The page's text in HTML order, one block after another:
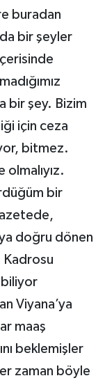
buradan
bir şeyler
bir şey. Bizim
için ceza
bitmez.
bir
doğru dönen
Kadrosu
biliyor
Viyana’ya
maaş
beklemişler
zaman böyle